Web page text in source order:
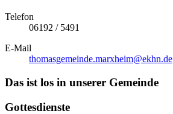
Telefon
06192 / 5491
E-Mail
thomasgemeinde.marxheim­@ekhn.de
Das ist los in unserer Gemeinde
Gottesdienste